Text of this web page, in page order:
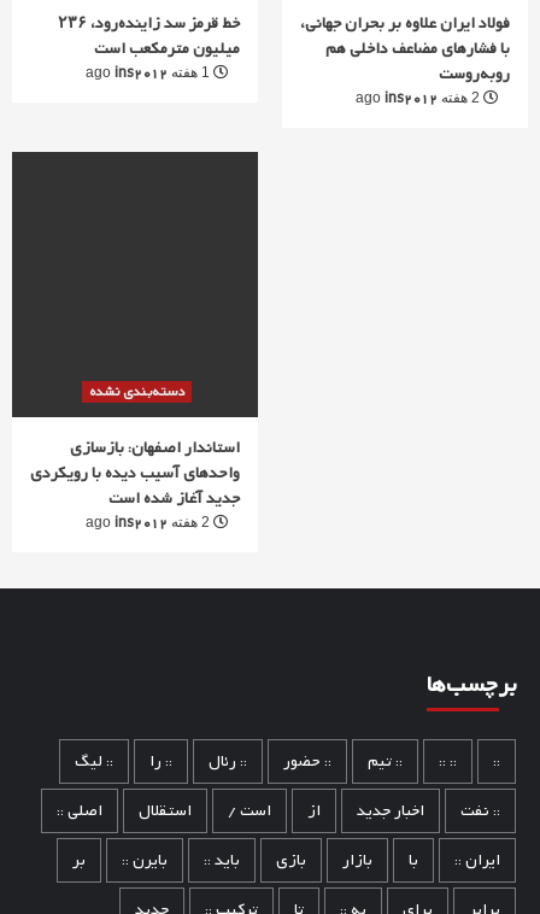
خط قرمز سد زاینده‌رود، ۲۳۶
میلیون مترمکعب است
ins2012
فولاد ایران علاوه بر بحران جهانی،
با فشارهای مضاعف داخلی هم
روبه‌روست
ins2012
دسته‌بندی نشده
استاندار اصفهان: بازسازی
واحدهای آسیب دیده با رویکردی
جدید آغاز شده است
ins2012
برچسب‌ها
::
:: :: :: تیم :: حضور :: رئال :: را
:: لیگ
:: نفت
اخبار جدید از است / استقلال
اصلی ::
ایران ::
با بازار بازی باید :: بایرن ::
بر